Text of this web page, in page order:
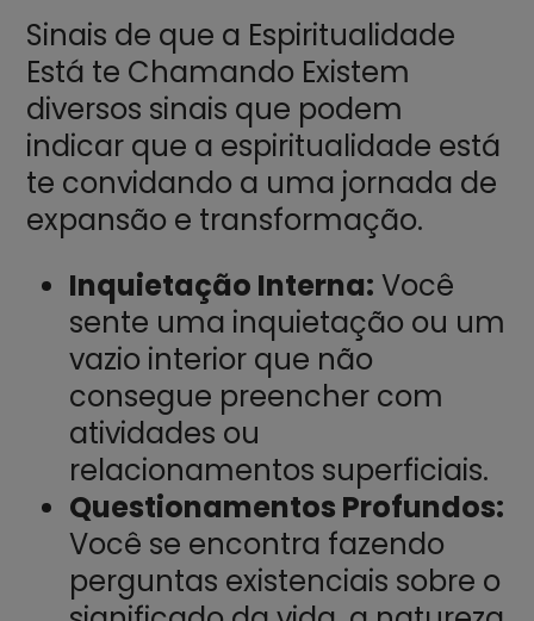
Sinais de que a Espiritualidade
Está te Chamando Existem
diversos sinais que podem
indicar que a espiritualidade está
te convidando a uma jornada de
expansão e transformação.
Inquietação Interna: Você
sente uma inquietação ou um
vazio interior que não
consegue preencher com
atividades ou
relacionamentos superficiais.
Questionamentos Profundos:
Você se encontra fazendo
perguntas existenciais sobre o